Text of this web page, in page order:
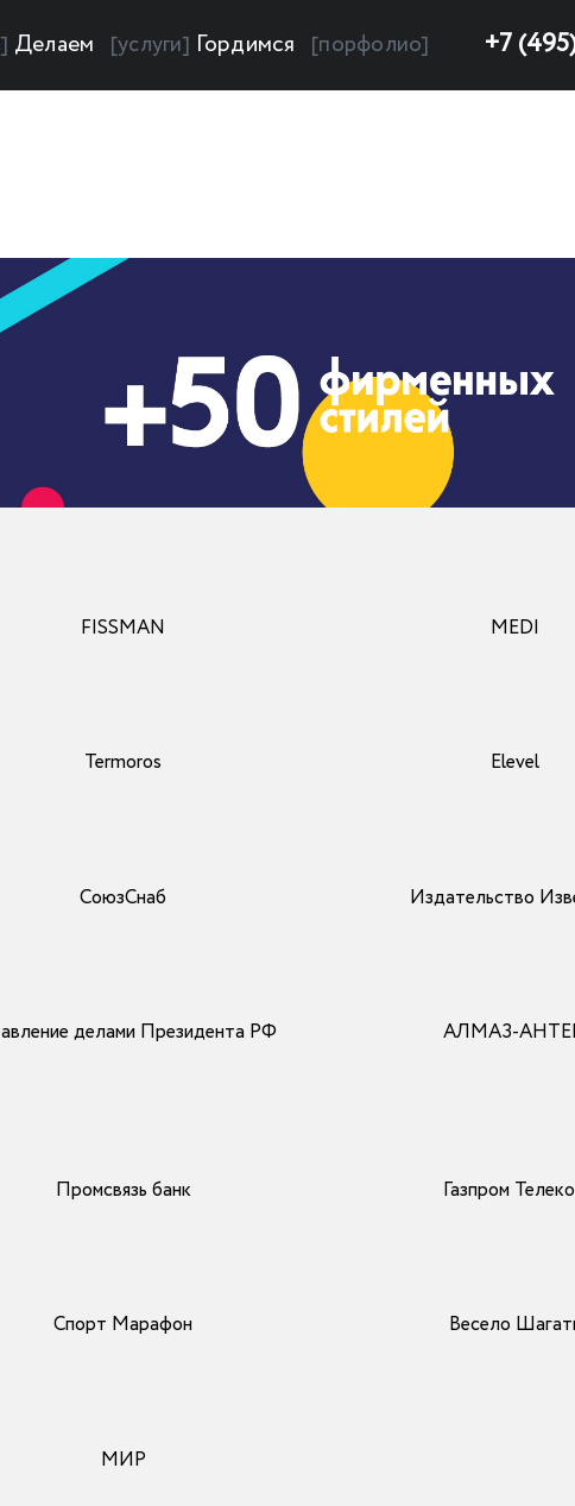
Делаем [услуги] Гордимся [порфолио] +7
FISSMAN MEDI
Termoros Elevel
СоюзСнаб Издательство
делами Президента РФ АЛМАЗ-
Промсвязь банк Газпром
Спорт Марафон Весело
МИР